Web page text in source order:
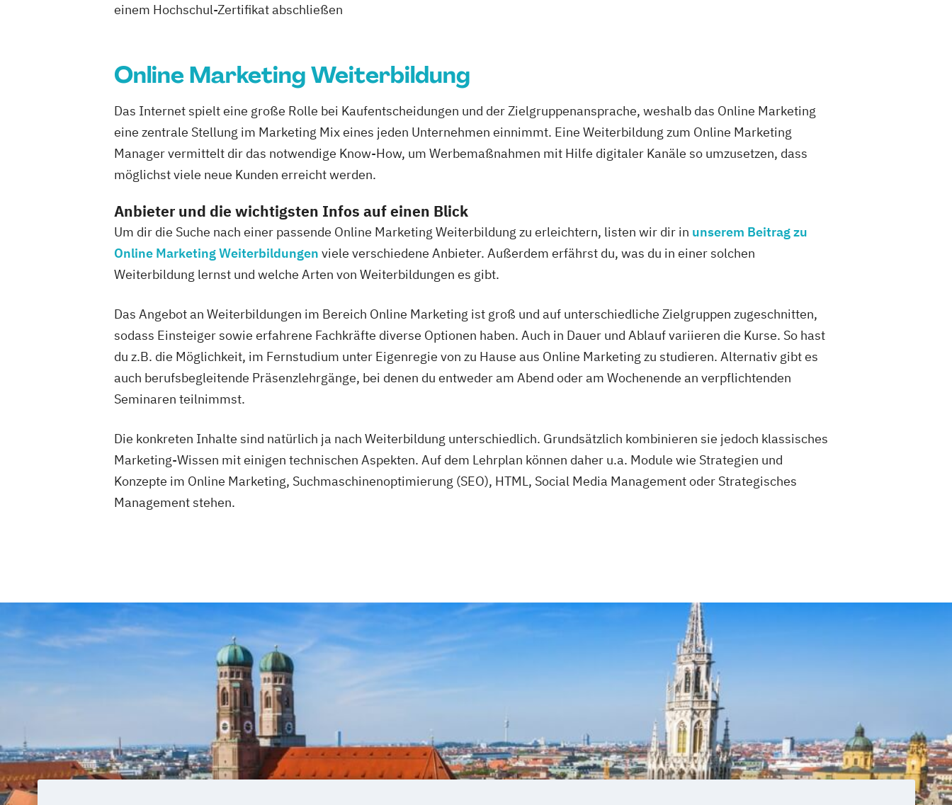
einem Hochschul-Zertifikat abschließen
Online Marketing Weiterbildung
Das Internet spielt eine große Rolle bei Kaufentscheidungen und der Zielgruppenansprache, weshalb das Online Marketing
eine zentrale Stellung im Marketing Mix eines jeden Unternehmen einnimmt. Eine Weiterbildung zum Online Marketing
Manager vermittelt dir das notwendige Know-How, um Werbemaßnahmen mit Hilfe digitaler Kanäle so umzusetzen, dass
möglichst viele neue Kunden erreicht werden.
Anbieter und die wichtigsten Infos auf einen Blick
Um dir die Suche nach einer passende Online Marketing Weiterbildung zu erleichtern, listen wir dir in unserem Beitrag zu
Online Marketing Weiterbildungen viele verschiedene Anbieter. Außerdem erfährst du, was du in einer solchen
Weiterbildung lernst und welche Arten von Weiterbildungen es gibt.
Das Angebot an Weiterbildungen im Bereich Online Marketing ist groß und auf unterschiedliche Zielgruppen zugeschnitten,
sodass Einsteiger sowie erfahrene Fachkräfte diverse Optionen haben. Auch in Dauer und Ablauf variieren die Kurse. So hast
du z.B. die Möglichkeit, im Fernstudium unter Eigenregie von zu Hause aus Online Marketing zu studieren. Alternativ gibt es
auch berufsbegleitende Präsenzlehrgänge, bei denen du entweder am Abend oder am Wochenende an verpflichtenden
Seminaren teilnimmst.
Die konkreten Inhalte sind natürlich ja nach Weiterbildung unterschiedlich. Grundsätzlich kombinieren sie jedoch klassisches
Marketing-Wissen mit einigen technischen Aspekten. Auf dem Lehrplan können daher u.a. Module wie Strategien und
Konzepte im Online Marketing, Suchmaschinenoptimierung (SEO), HTML, Social Media Management oder Strategisches
Management stehen.